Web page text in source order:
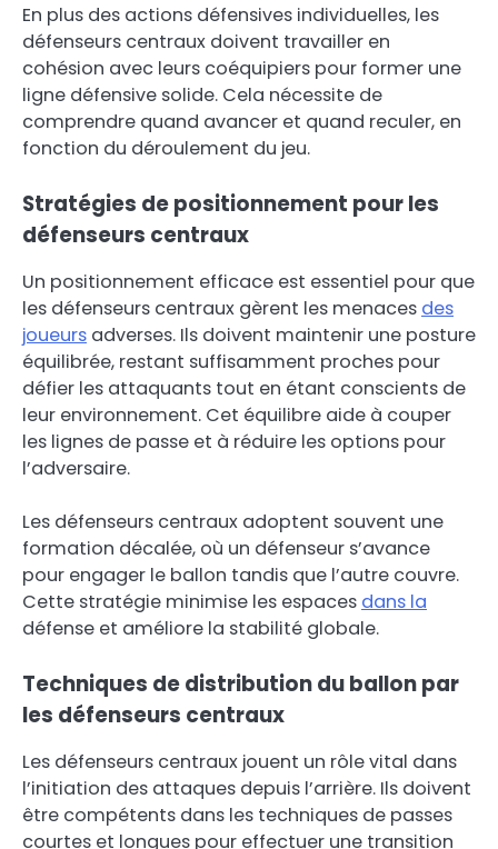
En plus des actions défensives individuelles, les
défenseurs centraux doivent travailler en
cohésion avec leurs coéquipiers pour former une
ligne défensive solide. Cela nécessite de
comprendre quand avancer et quand reculer, en
fonction du déroulement du jeu.
Stratégies de positionnement pour les
défenseurs centraux
Un positionnement efficace est essentiel pour que
les défenseurs centraux gèrent les menaces des
joueurs adverses. Ils doivent maintenir une posture
équilibrée, restant suffisamment proches pour
défier les attaquants tout en étant conscients de
leur environnement. Cet équilibre aide à couper
les lignes de passe et à réduire les options pour
l’adversaire.
Les défenseurs centraux adoptent souvent une
formation décalée, où un défenseur s’avance
pour engager le ballon tandis que l’autre couvre.
Cette stratégie minimise les espaces dans la
défense et améliore la stabilité globale.
Techniques de distribution du ballon par
les défenseurs centraux
Les défenseurs centraux jouent un rôle vital dans
l’initiation des attaques depuis l’arrière. Ils doivent
être compétents dans les techniques de passes
courtes et longues pour effectuer une transition